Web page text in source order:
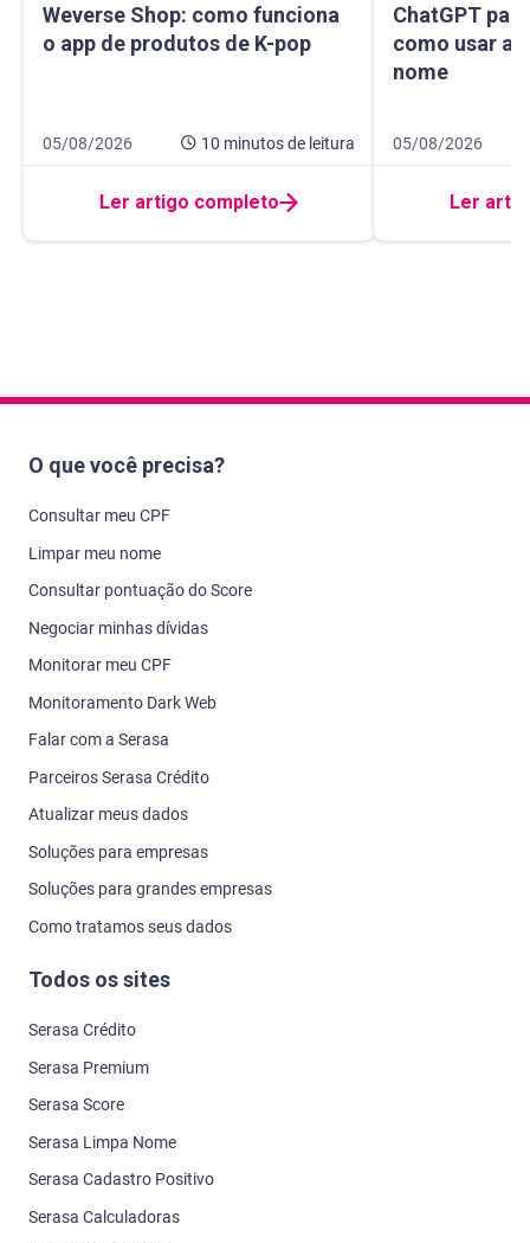
Weverse Shop: como funciona
o app de produtos de K-pop
Weverse Shop: como funciona o app de produtos de K-pop
Data de publicação 5 de agosto de 2026
05/08/2026 10 minutosde leitura
10 minutos de leitura
Ler artigo completo
ChatGPT
como usar a
nome
ChatGPT para
Data de
05/08/2026
14 minutos de
Ler
O que você precisa?
Consultar meu CPF
Limpar meu nome
Consultar pontuação do Score
Negociar minhas dívidas
Monitorar meu CPF
Monitoramento Dark Web
Falar com a Serasa
Parceiros Serasa Crédito
Atualizar meus dados
Soluções para empresas
Soluções para grandes empresas
Como tratamos seus dados
Todos os sites
Serasa Crédito
Serasa Premium
Serasa Score
Serasa Limpa Nome
Serasa Cadastro Positivo
Serasa Calculadoras